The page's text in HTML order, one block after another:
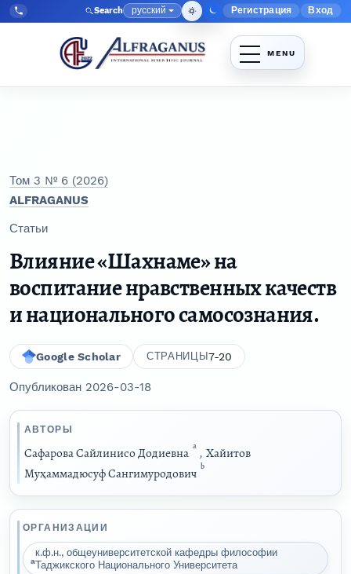
Перейти к главному меню навигации
Перейти к основному контенту
Перейти к нижнему колонтитулу сайта
Tel:
+998903350930 Search Язык
русский Меню
Регистрация Вход
Том 3 № 6 (2026)
ALFRAGANUS
Статьи
Влияние «Шахнаме» на
воспитание нравственных качеств
и национального самосознания.
Google Scholar СТРАНИЦЫ7-20
Опубликован 2026-03-18
АВТОРЫ
Сафарова Сайлинисо Додиевна a , Хайитов
Муҳаммадюсуф Сангимуродович b
ОРГАНИЗАЦИИ
a
к.ф.н., общеуниверситетской кафедры философии
Таджикского Национального Университета